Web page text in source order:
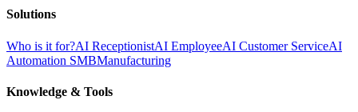
Solutions
Who is it for?AI ReceptionistAI EmployeeAI Customer ServiceAI
Automation SMBManufacturing
Knowledge & Tools